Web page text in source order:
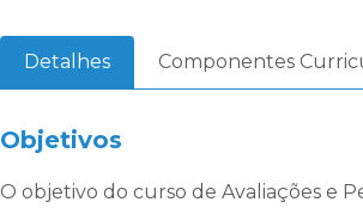
Detalhes Componentes
Objetivos
O objetivo do curso de Avaliações e